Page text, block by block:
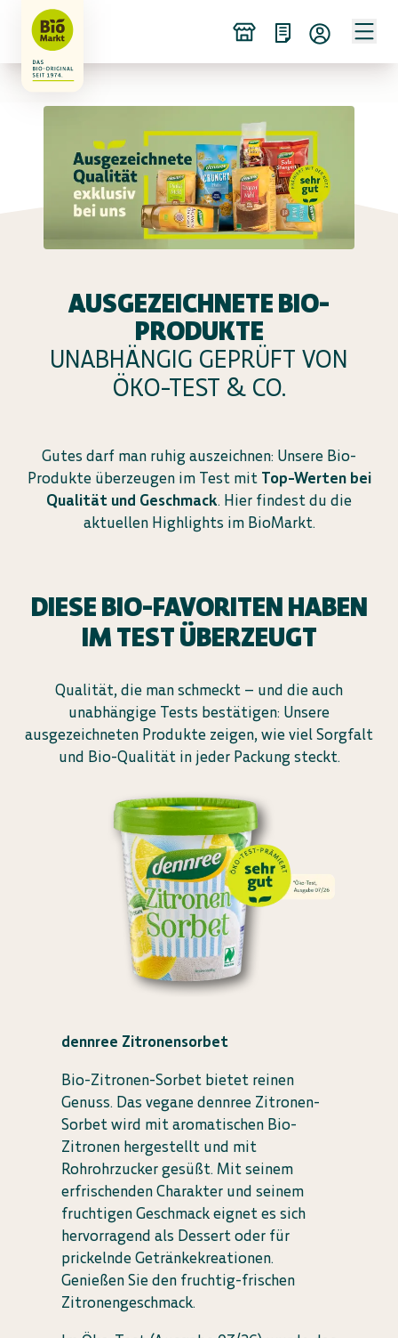
AUSGEZEICHNETE BIO-
PRODUKTE
UNABHÄNGIG GEPRÜFT VON
ÖKO-TEST & CO.
Gutes darf man ruhig auszeichnen: Unsere Bio-
Produkte überzeugen im Test mit Top-Werten bei
Qualität und Geschmack. Hier findest du die
aktuellen Highlights im BioMarkt.
DIESE BIO-FAVORITEN HABEN
IM TEST ÜBERZEUGT
Qualität, die man schmeckt – und die auch
unabhängige Tests bestätigen: Unsere
ausgezeichneten Produkte zeigen, wie viel Sorgfalt
und Bio-Qualität in jeder Packung steckt.
dennree Zitronensorbet
Bio-Zitronen-Sorbet bietet reinen
Genuss. Das vegane dennree Zitronen-
Sorbet wird mit aromatischen Bio-
Zitronen hergestellt und mit
Rohrohrzucker gesüßt. Mit seinem
erfrischenden Charakter und seinem
fruchtigen Geschmack eignet es sich
hervorragend als Dessert oder für
prickelnde Getränkekreationen.
Genießen Sie den fruchtig-frischen
Zitronengeschmack.